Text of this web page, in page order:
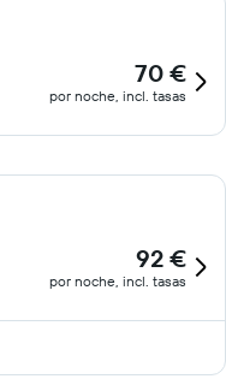
70 €
por noche, incl. tasas
92 €
por noche, incl. tasas